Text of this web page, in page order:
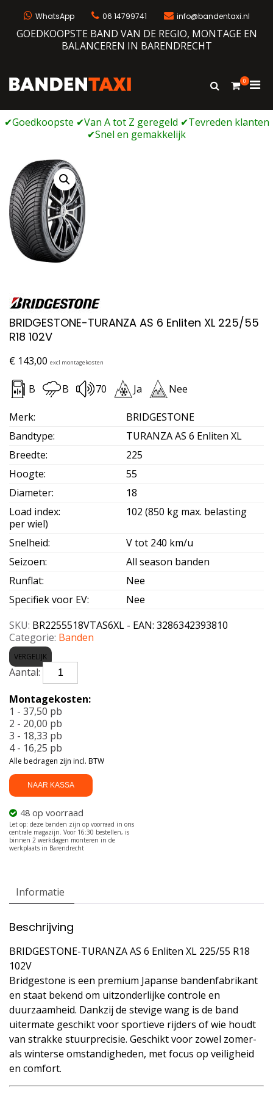
WhatsApp 06 14799741 info@bandentaxi.nl
GOEDKOOPSTE BAND VAN DE REGIO, MONTAGE EN
BALANCEREN IN BARENDRECHT
Bandengarage met eigen webshop
Toon
0
voor
BRIDGESTONE-TURANZA AS 6 Enliten XL 225/55
R18 102V
€ 143,00 excl montagekosten
B B 70 Ja Nee
Merk:
BRIDGESTONE
Bandtype:
TURANZA AS 6 Enliten XL
Breedte:
225
Hoogte:
55
Diameter:
18
Load index:
102 (850 kg max. belasting
per wiel)
Snelheid:
V tot 240 km/u
Seizoen:
All season banden
Runflat:
Nee
Specifiek voor EV:
Nee
SKU: BR2255518VTAS6XL - EAN: 3286342393810
Categorie: Banden
VERGELIJK
BRIDGESTONE-
TURANZA
6
Enliten
XL
225/55
R18
102V
aantal
NAAR KASSA
48 op voorraad
Montagekosten:
1 - 37,50 pb
2 - 20,00 pb
3 - 18,33 pb
4 - 16,25 pb
Alle bedragen zijn incl. BTW
Informatie
Beschrijving
BRIDGESTONE-TURANZA AS 6 Enliten XL 225/55 R18
102V
Bridgestone is een premium Japanse bandenfabrikant
en staat bekend om uitzonderlijke controle en
duurzaamheid. Dankzij de stevige wang is de band
uitermate geschikt voor sportieve rijders of wie houdt
van strakke stuurprecisie. Geschikt voor zowel zomer-
als winterse omstandigheden, met focus op veiligheid
en comfort.